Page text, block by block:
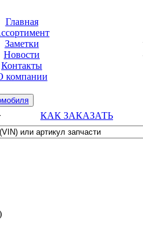
Главная
Заметки
Новости
Контакты
компании
КАК ЗАКАЗАТЬ